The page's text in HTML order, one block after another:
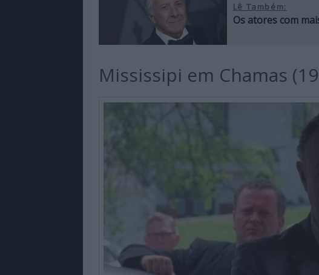
Lê Também:
Os atores com
Mississipi em Chamas